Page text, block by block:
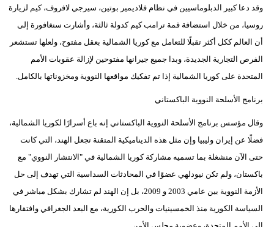
وقد دعا كبير الدبلوماسيين في نظام فلاديمير بوتين، سيرجي لافروف، كيم لزيارة
روسيا، من خلال استضافة قمة ترامب كيم كدولة ثالثة، وأشارت سنغافورة إلى
أن العالم ككل أكثر تقبلًا للتعامل مع كوريا الشمالية بعقل مفتوح، ولعلها تستشعر
الفرص التجارية الجديدة، وبدا جميع جيرانها مفتوحين لإزالة عقوبات الأمم
المتحدة على كوريا الشمالية إذا تم تفكيك مواقعها النووية ومخزوناتها بالكامل.
برنامج الأسلحة النووية الباكستاني
وقال مؤسس برنامج الأسلحة النووية الباكستاني إنه باع أسرارًا لكوريا الشمالية،
فضلًا عن إيران وليبيا وإن مثل هذه الديناميكية المتقنة تجعل الهند، التي كانت
حتى الآن منشغلة بما تسميه مشاركة كوريا الشمالية في "الانتشار النووي" مع
باكستان، ولم تكن نيودلهي عضوًا في المحادثات السداسية التي تهدف إلى حل
الأزمة النووية بين عامي 2003 و 2009، بل إن الهند لم تشارك بشكل مباشر في
السياسة الكورية منذ الخمسينيات والحرب الكورية، مع البعد الجغرافي وافتقارها